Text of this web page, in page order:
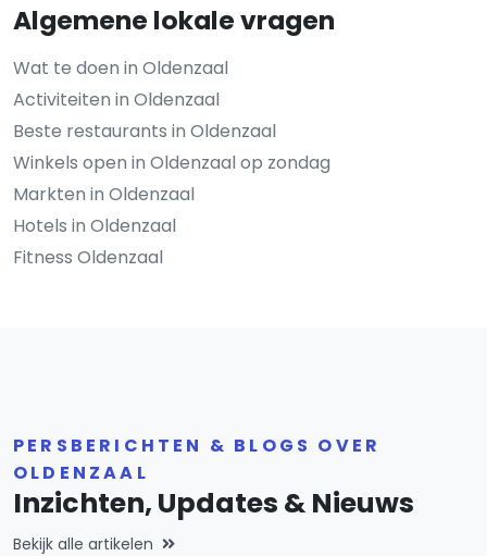
Algemene lokale vragen
Wat te doen in Oldenzaal
Activiteiten in Oldenzaal
Beste restaurants in Oldenzaal
Winkels open in Oldenzaal op zondag
Markten in Oldenzaal
Hotels in Oldenzaal
Fitness Oldenzaal
PERSBERICHTEN & BLOGS OVER
OLDENZAAL
Inzichten, Updates & Nieuws
Bekijk alle artikelen